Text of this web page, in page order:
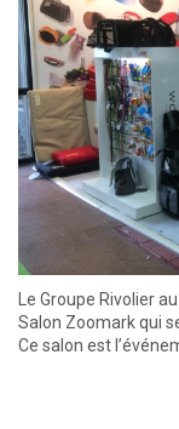
Le Groupe Rivolier
Salon Zoomark qui
Ce salon est